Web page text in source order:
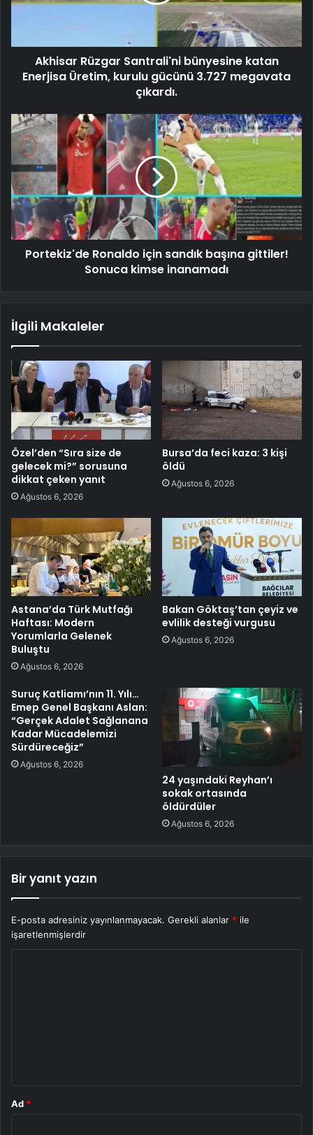
Akhisar Rüzgar Santrali'ni bünyesine katan
Enerjisa Üretim, kurulu gücünü 3.727 megavata
çıkardı.
Portekiz'de Ronaldo için sandık başına gittiler!
Sonuca kimse inanamadı
İlgili Makaleler
Özel’den “Sıra size de
gelecek mi?” sorusuna
dikkat çeken yanıt
Ağustos 6, 2026
Bursa’da feci kaza: 3 kişi
öldü
Ağustos 6, 2026
Astana’da Türk Mutfağı
Haftası: Modern
Yorumlarla Gelenek
Buluştu
Ağustos 6, 2026
Bakan Göktaş’tan çeyiz ve
evlilik desteği vurgusu
Ağustos 6, 2026
Suruç Katliamı’nın 11. Yılı…
Emep Genel Başkanı Aslan:
“Gerçek Adalet Sağlanana
Kadar Mücadelemizi
Sürdüreceğiz”
Ağustos 6, 2026
24 yaşındaki Reyhan’ı
sokak ortasında
öldürdüler
Ağustos 6, 2026
Bir yanıt yazın
E-posta adresiniz yayınlanmayacak. Gerekli alanlar * ile
işaretlenmişlerdir
Ad *